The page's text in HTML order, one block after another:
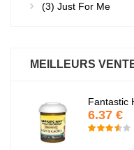
(3) Just For Me
MEILLEURS
Fantastic
6.37 €